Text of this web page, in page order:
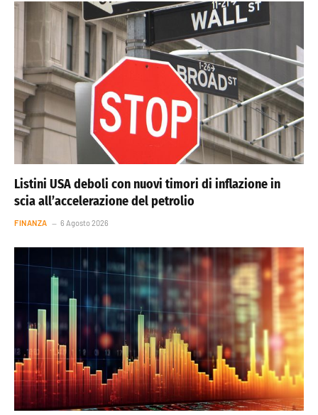
Listini USA deboli con nuovi timori di inflazione in
scia all’accelerazione del petrolio
FINANZA 6 Agosto 2026